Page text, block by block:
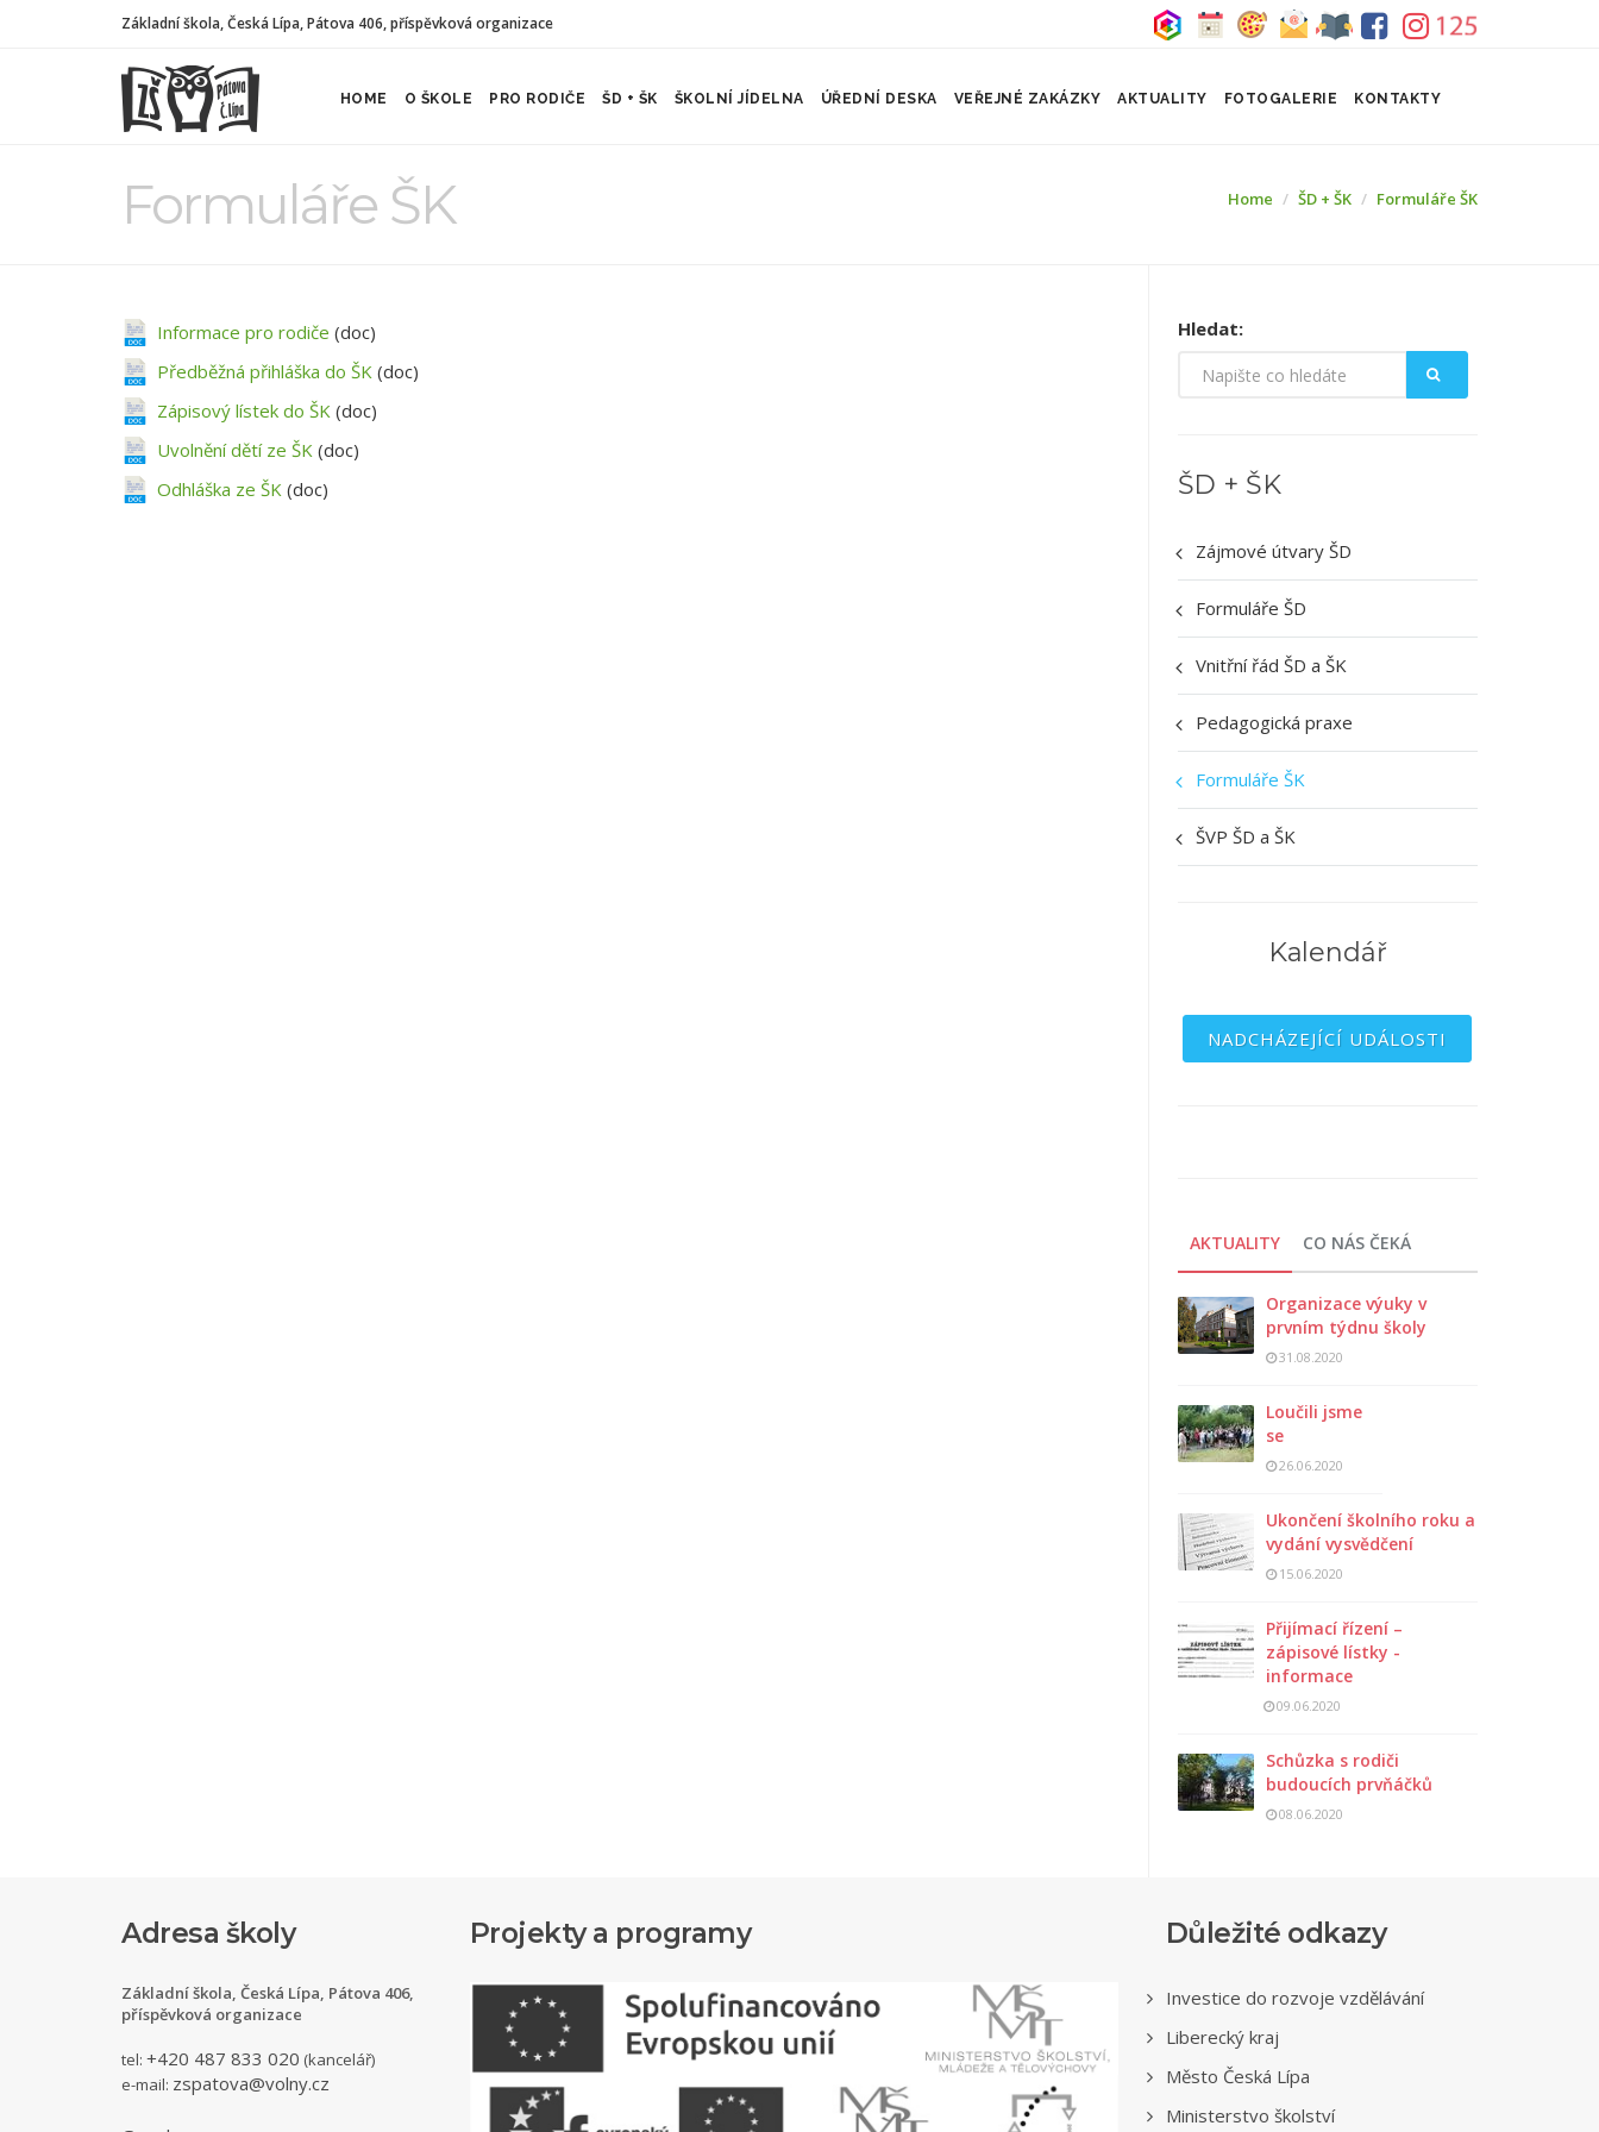
Základní škola, Česká Lípa, Pátova 406, příspěvková organizace
HOME O ŠKOLE PRO RODIČE ŠD + ŠK ŠKOLNÍ JÍDELNA ÚŘEDNÍ DESKA VEŘEJNÉ ZAKÁZKY AKTUALITY FOTOGALERIE KONTAKTY
Formuláře ŠK Home ŠD + ŠK Formuláře ŠK
Informace pro rodiče (doc)
Předběžná přihláška do ŠK (doc)
Zápisový lístek do ŠK (doc)
Uvolnění dětí ze ŠK (doc)
Odhláška ze ŠK (doc)
Hledat:
ŠD + ŠK
Zájmové útvary ŠD
Formuláře ŠD
Vnitřní řád ŠD a ŠK
Pedagogická praxe
Formuláře ŠK
ŠVP ŠD a ŠK
Kalendář
NADCHÁZEJÍCÍ UDÁLOSTI
AKTUALITY CO NÁS ČEKÁ
Organizace výuky v
prvním týdnu školy
31.08.2020
Loučili jsme
se
26.06.2020
Ukončení školního roku a
vydání vysvědčení
15.06.2020
Přijímací řízení –
zápisové lístky -
informace
09.06.2020
Schůzka s rodiči
budoucích prvňáčků
08.06.2020
Adresa školy
Základní škola, Česká Lípa, Pátova 406,
příspěvková organizace
tel: +420 487 833 020 (kancelář)
e-mail: zspatova@volny.cz
Projekty a programy Důležité odkazy
Investice do rozvoje vzdělávání
Liberecký kraj
Město Česká Lípa
Ministerstvo školství